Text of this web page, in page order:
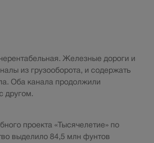
Железные дороги и
из грузооборота, и содержать
Оба канала продолжили
другом.
проекта «Тысячелетие» по
выделило 84,5 млн фунтов